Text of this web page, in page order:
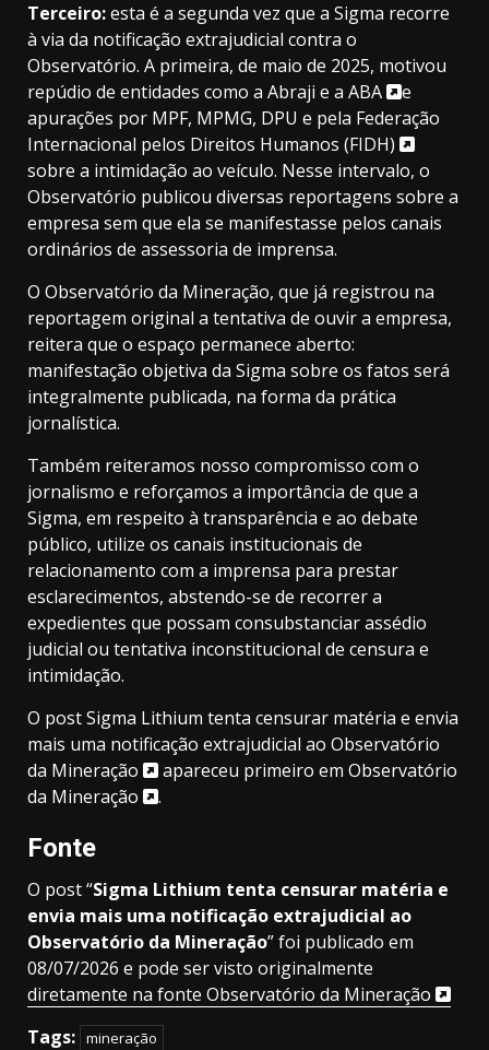
Terceiro:esta é a segunda vez que a Sigma recorre
à via da notificação extrajudicial contra o
Observatório. A primeira, de maio de 2025, motivou
repúdio de entidades como a Abraji e a ABA
e
apurações por MPF, MPMG, DPU e pela Federação
Internacional pelos Direitos Humanos (FIDH)
sobre a intimidação ao veículo. Nesse intervalo, o
Observatório publicou diversas reportagens sobre a
empresa sem que ela se manifestasse pelos canais
ordinários de assessoria de imprensa.
O Observatório da Mineração, que já registrou na
reportagem original a tentativa de ouvir a empresa,
reitera que o espaço permanece aberto:
manifestação objetiva da Sigma sobre os fatos será
integralmente publicada, na forma da prática
jornalística.
Também reiteramos nosso compromisso com o
jornalismo e reforçamos a importância de que a
Sigma, em respeito à transparência e ao debate
público, utilize os canais institucionais de
relacionamento com a imprensa para prestar
esclarecimentos, abstendo-se de recorrer a
expedientes que possam consubstanciar assédio
judicial ou tentativa inconstitucional de censura e
intimidação.
O postSigma Lithium tenta censurar matéria e envia
mais uma notificação extrajudicial ao Observatório
da Mineração
apareceu primeiro em Observatório
da Mineração
.
Fonte
O post “Sigma Lithium tenta censurar matéria e
envia mais uma notificação extrajudicial ao
Observatório da Mineração” foi publicado em
08/07/2026 e pode ser visto originalmente
diretamente na fonte Observatório da Mineração
Tags: mineração